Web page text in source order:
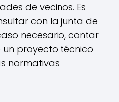
de vecinos. Es
con la junta de
necesario, contar
proyecto técnico
normativas